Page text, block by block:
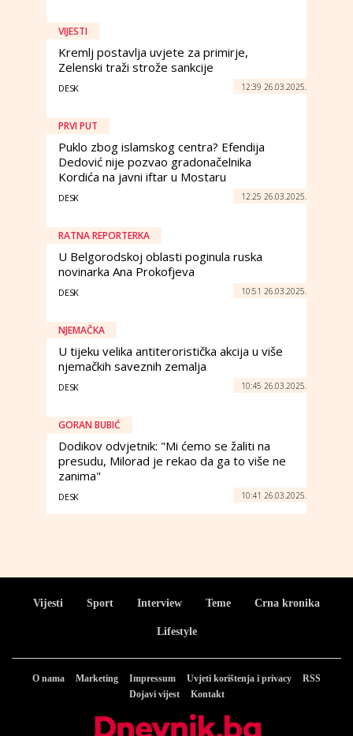
VIJESTI
Kremlj postavlja uvjete za primirje,
Zelenski traži strože sankcije
DESK 12:39 26.03.2025.
PRVI PUT
Puklo zbog islamskog centra? Efendija
Dedović nije pozvao gradonačelnika
Kordića na javni iftar u Mostaru
DESK 12:25 26.03.2025.
RATNA REPORTERKA
U Belgorodskoj oblasti poginula ruska
novinarka Ana Prokofjeva
DESK 10:51 26.03.2025.
NJEMAČKA
U tijeku velika antiteroristička akcija u više
njemačkih saveznih zemalja
DESK 10:45 26.03.2025.
GORAN BUBIĆ
Dodikov odvjetnik: "Mi ćemo se žaliti na
presudu, Milorad je rekao da ga to više ne
zanima"
DESK 10:41 26.03.2025.
Vijesti Sport Interview Teme Crna kronika
Lifestyle
O nama Marketing Impressum Uvjeti korištenja i privacy
RSS
Dojavi vijest
Kontakt